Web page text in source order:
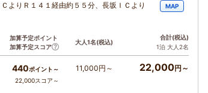
よりＲ１４１経由約５５分、長坂ＩＣより
MAP
加算予定ポイント
加算予定スコア
大人1名(税込)
合計(税込)
1泊 大人2名
440ポイント～
22,000スコア～
11,000円～ 22,000円～